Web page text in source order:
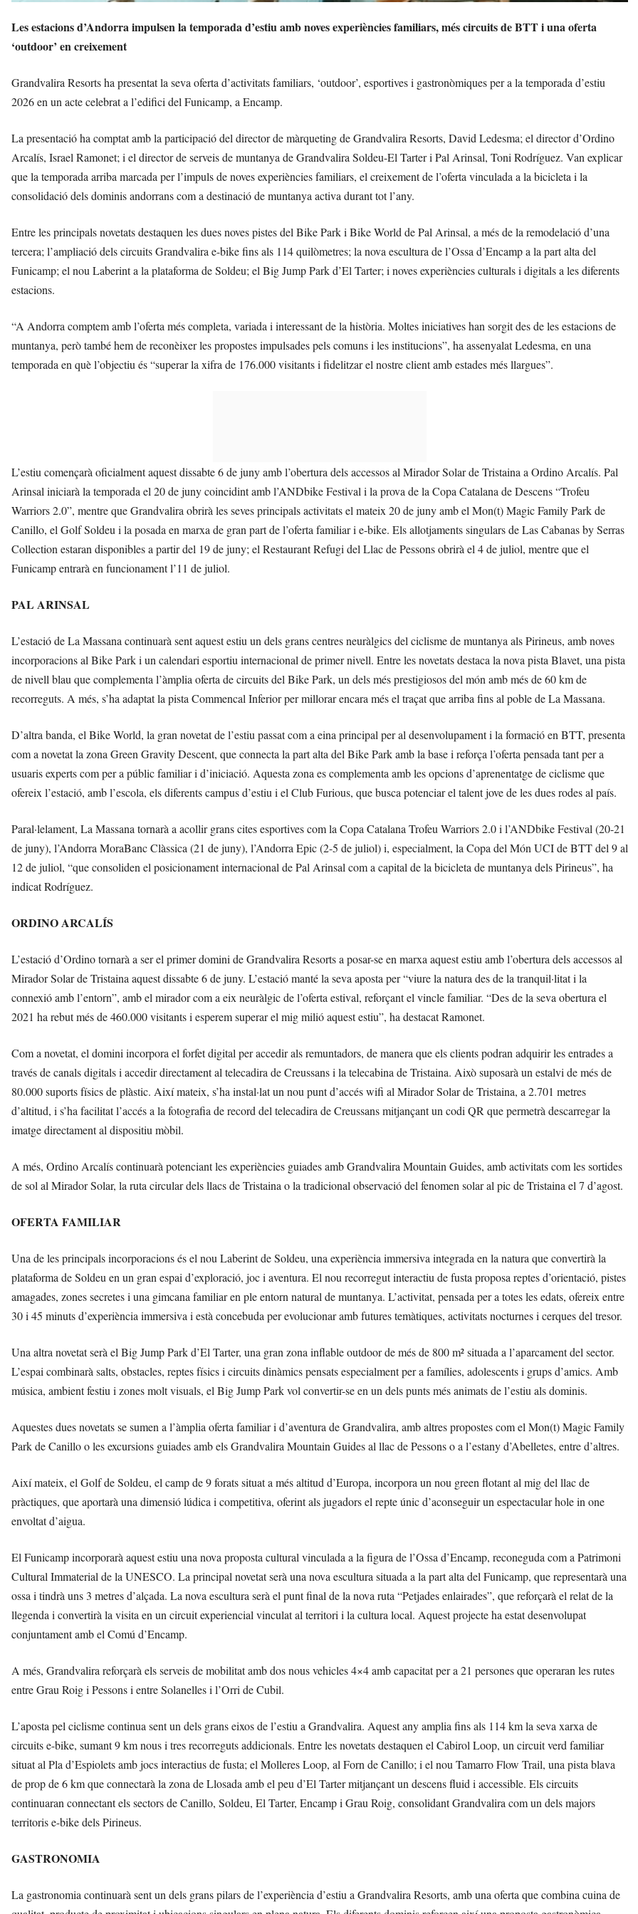
Les estacions d’Andorra impulsen la temporada d’estiu amb noves experiències familiars, més circuits de BTT i una oferta
‘outdoor’ en creixement
Grandvalira Resorts ha presentat la seva oferta d’activitats familiars, ‘outdoor’, esportives i gastronòmiques per a la temporada d’estiu
2026 en un acte celebrat a l’edifici del Funicamp, a Encamp.
La presentació ha comptat amb la participació del director de màrqueting de Grandvalira Resorts, David Ledesma; el director d’Ordino
Arcalís, Israel Ramonet; i el director de serveis de muntanya de Grandvalira Soldeu-El Tarter i Pal Arinsal, Toni Rodríguez. Van explicar
que la temporada arriba marcada per l’impuls de noves experiències familiars, el creixement de l’oferta vinculada a la bicicleta i la
consolidació dels dominis andorrans com a destinació de muntanya activa durant tot l’any.
Entre les principals novetats destaquen les dues noves pistes del Bike Park i Bike World de Pal Arinsal, a més de la remodelació d’una
tercera; l’ampliació dels circuits Grandvalira e-bike fins als 114 quilòmetres; la nova escultura de l’Ossa d’Encamp a la part alta del
Funicamp; el nou Laberint a la plataforma de Soldeu; el Big Jump Park d’El Tarter; i noves experiències culturals i digitals a les diferents
estacions.
“A Andorra comptem amb l’oferta més completa, variada i interessant de la història. Moltes iniciatives han sorgit des de les estacions de
muntanya, però també hem de reconèixer les propostes impulsades pels comuns i les institucions”, ha assenyalat Ledesma, en una
temporada en què l’objectiu és “superar la xifra de 176.000 visitants i fidelitzar el nostre client amb estades més llargues”.
L’estiu començarà oficialment aquest dissabte 6 de juny amb l’obertura dels accessos al Mirador Solar de Tristaina a Ordino Arcalís. Pal
Arinsal iniciarà la temporada el 20 de juny coincidint amb l’ANDbike Festival i la prova de la Copa Catalana de Descens “Trofeu
Warriors 2.0”, mentre que Grandvalira obrirà les seves principals activitats el mateix 20 de juny amb el Mon(t) Magic Family Park de
Canillo, el Golf Soldeu i la posada en marxa de gran part de l’oferta familiar i e-bike. Els allotjaments singulars de Las Cabanas by Serras
Collection estaran disponibles a partir del 19 de juny; el Restaurant Refugi del Llac de Pessons obrirà el 4 de juliol, mentre que el
Funicamp entrarà en funcionament l’11 de juliol.
PAL ARINSAL
L’estació de La Massana continuarà sent aquest estiu un dels grans centres neuràlgics del ciclisme de muntanya als Pirineus, amb noves
incorporacions al Bike Park i un calendari esportiu internacional de primer nivell. Entre les novetats destaca la nova pista Blavet, una pista
de nivell blau que complementa l’àmplia oferta de circuits del Bike Park, un dels més prestigiosos del món amb més de 60 km de
recorreguts. A més, s’ha adaptat la pista Commencal Inferior per millorar encara més el traçat que arriba fins al poble de La Massana.
D’altra banda, el Bike World, la gran novetat de l’estiu passat com a eina principal per al desenvolupament i la formació en BTT, presenta
com a novetat la zona Green Gravity Descent, que connecta la part alta del Bike Park amb la base i reforça l’oferta pensada tant per a
usuaris experts com per a públic familiar i d’iniciació. Aquesta zona es complementa amb les opcions d’aprenentatge de ciclisme que
ofereix l’estació, amb l’escola, els diferents campus d’estiu i el Club Furious, que busca potenciar el talent jove de les dues rodes al país.
Paral·lelament, La Massana tornarà a acollir grans cites esportives com la Copa Catalana Trofeu Warriors 2.0 i l’ANDbike Festival (20-21
de juny), l’Andorra MoraBanc Clàssica (21 de juny), l’Andorra Epic (2-5 de juliol) i, especialment, la Copa del Món UCI de BTT del 9 al
12 de juliol, “que consoliden el posicionament internacional de Pal Arinsal com a capital de la bicicleta de muntanya dels Pirineus”, ha
indicat Rodríguez.
ORDINO ARCALÍS
L’estació d’Ordino tornarà a ser el primer domini de Grandvalira Resorts a posar-se en marxa aquest estiu amb l’obertura dels accessos al
Mirador Solar de Tristaina aquest dissabte 6 de juny. L’estació manté la seva aposta per “viure la natura des de la tranquil·litat i la
connexió amb l’entorn”, amb el mirador com a eix neuràlgic de l’oferta estival, reforçant el vincle familiar. “Des de la seva obertura el
2021 ha rebut més de 460.000 visitants i esperem superar el mig milió aquest estiu”, ha destacat Ramonet.
Com a novetat, el domini incorpora el forfet digital per accedir als remuntadors, de manera que els clients podran adquirir les entrades a
través de canals digitals i accedir directament al telecadira de Creussans i la telecabina de Tristaina. Això suposarà un estalvi de més de
80.000 suports físics de plàstic. Així mateix, s’ha instal·lat un nou punt d’accés wifi al Mirador Solar de Tristaina, a 2.701 metres
d’altitud, i s’ha facilitat l’accés a la fotografia de record del telecadira de Creussans mitjançant un codi QR que permetrà descarregar la
imatge directament al dispositiu mòbil.
A més, Ordino Arcalís continuarà potenciant les experiències guiades amb Grandvalira Mountain Guides, amb activitats com les sortides
de sol al Mirador Solar, la ruta circular dels llacs de Tristaina o la tradicional observació del fenomen solar al pic de Tristaina el 7 d’agost.
OFERTA FAMILIAR
Una de les principals incorporacions és el nou Laberint de Soldeu, una experiència immersiva integrada en la natura que convertirà la
plataforma de Soldeu en un gran espai d’exploració, joc i aventura. El nou recorregut interactiu de fusta proposa reptes d’orientació, pistes
amagades, zones secretes i una gimcana familiar en ple entorn natural de muntanya. L’activitat, pensada per a totes les edats, ofereix entre
30 i 45 minuts d’experiència immersiva i està concebuda per evolucionar amb futures temàtiques, activitats nocturnes i cerques del tresor.
Una altra novetat serà el Big Jump Park d’El Tarter, una gran zona inflable outdoor de més de 800 m² situada a l’aparcament del sector.
L’espai combinarà salts, obstacles, reptes físics i circuits dinàmics pensats especialment per a famílies, adolescents i grups d’amics. Amb
música, ambient festiu i zones molt visuals, el Big Jump Park vol convertir-se en un dels punts més animats de l’estiu als dominis.
Aquestes dues novetats se sumen a l’àmplia oferta familiar i d’aventura de Grandvalira, amb altres propostes com el Mon(t) Magic Family
Park de Canillo o les excursions guiades amb els Grandvalira Mountain Guides al llac de Pessons o a l’estany d’Abelletes, entre d’altres.
Així mateix, el Golf de Soldeu, el camp de 9 forats situat a més altitud d’Europa, incorpora un nou green flotant al mig del llac de
pràctiques, que aportarà una dimensió lúdica i competitiva, oferint als jugadors el repte únic d’aconseguir un espectacular hole in one
envoltat d’aigua.
El Funicamp incorporarà aquest estiu una nova proposta cultural vinculada a la figura de l’Ossa d’Encamp, reconeguda com a Patrimoni
Cultural Immaterial de la UNESCO. La principal novetat serà una nova escultura situada a la part alta del Funicamp, que representarà una
ossa i tindrà uns 3 metres d’alçada. La nova escultura serà el punt final de la nova ruta “Petjades enlairades”, que reforçarà el relat de la
llegenda i convertirà la visita en un circuit experiencial vinculat al territori i la cultura local. Aquest projecte ha estat desenvolupat
conjuntament amb el Comú d’Encamp.
A més, Grandvalira reforçarà els serveis de mobilitat amb dos nous vehicles 4×4 amb capacitat per a 21 persones que operaran les rutes
entre Grau Roig i Pessons i entre Solanelles i l’Orri de Cubil.
L’aposta pel ciclisme continua sent un dels grans eixos de l’estiu a Grandvalira. Aquest any amplia fins als 114 km la seva xarxa de
circuits e-bike, sumant 9 km nous i tres recorreguts addicionals. Entre les novetats destaquen el Cabirol Loop, un circuit verd familiar
situat al Pla d’Espiolets amb jocs interactius de fusta; el Molleres Loop, al Forn de Canillo; i el nou Tamarro Flow Trail, una pista blava
de prop de 6 km que connectarà la zona de Llosada amb el peu d’El Tarter mitjançant un descens fluid i accessible. Els circuits
continuaran connectant els sectors de Canillo, Soldeu, El Tarter, Encamp i Grau Roig, consolidant Grandvalira com un dels majors
territoris e-bike dels Pirineus.
GASTRONOMIA
La gastronomia continuarà sent un dels grans pilars de l’experiència d’estiu a Grandvalira Resorts, amb una oferta que combina cuina de